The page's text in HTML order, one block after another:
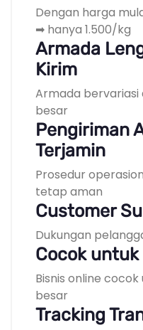
Dengan harga
➡ hanya 1.500/kg
Armada
Kirim
Armada bervariasi
besar
Pengiriman
Terjamin
Prosedur
tetap aman
Customer
Dukungan
Cocok
Bisnis online
besar
Tracking